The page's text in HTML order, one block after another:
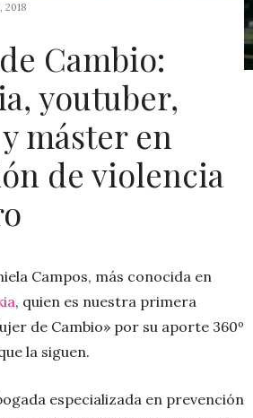
2018
Cambio:
youtuber,
máster en
de violencia
Campos, más conocida en
, quien es nuestra primera
de Cambio» por su aporte 360º
la siguen.
especializada en prevención